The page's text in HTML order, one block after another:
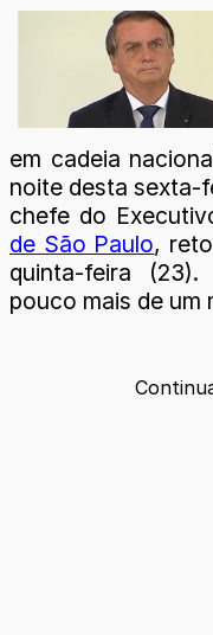
em cadeia
noite desta sexta-
chefe do
de São Paulo,
quinta-feira
pouco mais de um